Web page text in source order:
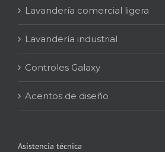
Lavandería comercial ligera
Lavandería industrial
Controles Galaxy
Acentos de diseño
Asistencia técnica